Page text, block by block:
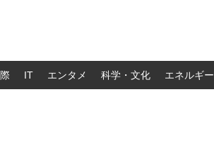
IT エンタメ 科学・文化 エネルギー